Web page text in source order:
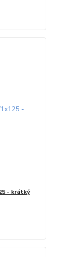
- krátký